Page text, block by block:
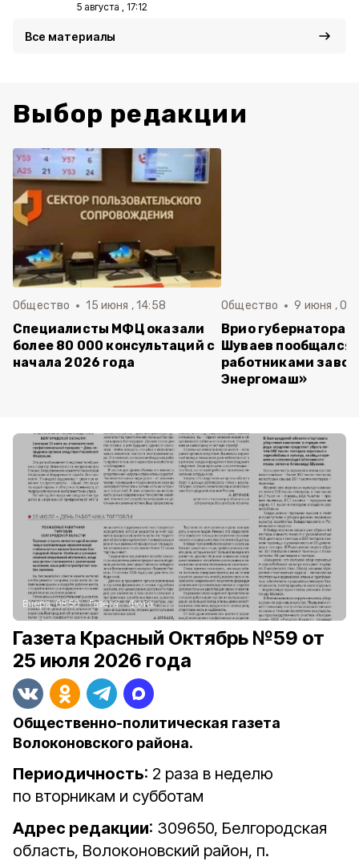
5 августа , 17:12
Все материалы
Выбор редакции
Общество 15 июня , 14:58
Специалисты МФЦ оказали
более 80 000 консультаций с
начала 2026 года
Общество 9 июня ,
Врио губернатора
Шуваев пообщался
работниками
Энергомаш»
Вчера, 08:50 Газета Фото:
Газета Красный Октябрь №59 от
25 июля 2026 года
Общественно-политическая газета
Волоконовского района.
Периодичность: 2 раза в неделю
по вторникам и субботам
Адрес редакции: 309650, Белгородская
область, Волоконовский район, п.